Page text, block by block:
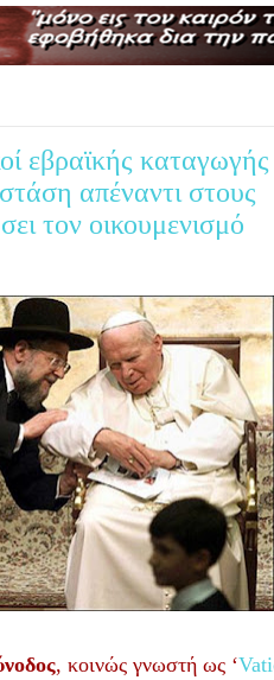
εβραϊκής
απέναντι στους
τον οικουμενισμό
, κοινώς γνωστή ως ‘